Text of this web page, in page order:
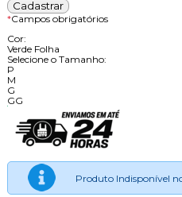
*Campos obrigatórios
Cor:
Verde Folha
Selecione o Tamanho:
P
M
G
GG
Produto Indisponível